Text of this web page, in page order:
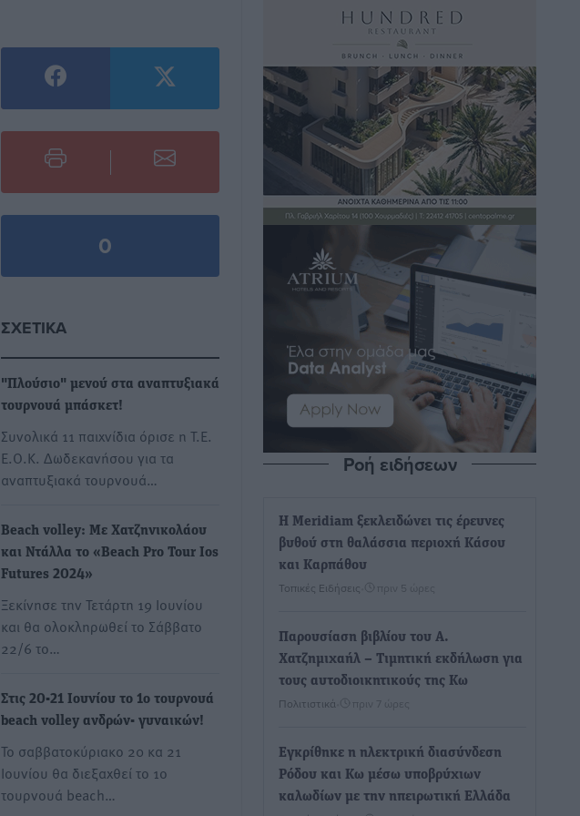
0
ΣΧΕΤΙΚΆ
"Πλούσιο" μενού στα αναπτυξιακά
τουρνουά μπάσκετ!
Συνολικά 11 παιχνίδια όρισε η Τ.Ε.
Ε.Ο.Κ. Δωδεκανήσου για τα
αναπτυξιακά τουρνουά…
Beach volley: Με Χατζηνικολάου
και Ντάλλα το «Beach Pro Tour Ios
Futures 2024»
Ξεκίνησε την Τετάρτη 19 Ιουνίου
και θα ολοκληρωθεί το Σάββατο
22/6 το…
Στις 20-21 Ιουνίου το 1ο τουρνουά
beach volley ανδρών- γυναικών!
Το σαββατοκύριακο 20 κα 21
Ιουνίου θα διεξαχθεί το 1ο
τουρνουά beach…
Ροή ειδήσεων
Η Meridiam ξεκλειδώνει τις έρευνες
βυθού στη θαλάσσια περιοχή Κάσου
και Καρπάθου
Τοπικές Ειδήσεις πριν 5 ώρες
Παρουσίαση βιβλίου του Α.
Χατζημιχαήλ – Τιμητική εκδήλωση για
τους αυτοδιοικητικούς της Κω
Πολιτιστικά πριν 7 ώρες
Εγκρίθηκε η ηλεκτρική διασύνδεση
Ρόδου και Κω μέσω υποβρύχιων
καλωδίων με την ηπειρωτική Ελλάδα